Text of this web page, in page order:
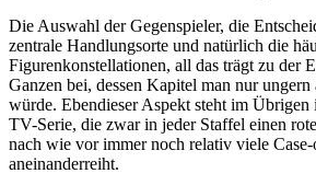
Die Auswahl der Gegenspieler, die
zentrale Handlungsorte und natürlich die
Figurenkonstellationen, all das trägt zu der
Ganzen bei, dessen Kapitel man nur ungern
würde. Ebendieser Aspekt steht im Übrigen
TV-Serie, die zwar in jeder Staffel einen
nach wie vor immer noch relativ viele
aneinanderreiht.